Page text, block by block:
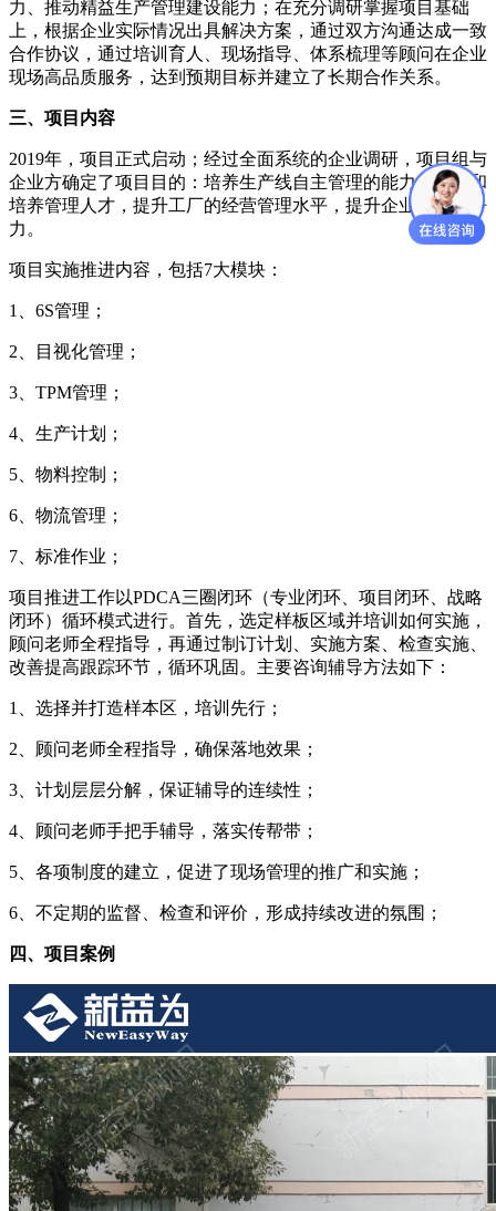
力、推动精益生产管理建设能力；在充分调研掌握项目基础
上，根据企业实际情况出具解决方案，通过双方沟通达成一致
合作协议，通过培训育人、现场指导、体系梳理等顾问在企业
现场高品质服务，达到预期目标并建立了长期合作关系。
三、项目内容
2019年，项目正式启动；经过全面系统的企业调研，项目组与
企业方确定了项目目的：培养生产线自主管理的能力，挖掘和
培养管理人才，提升工厂的经营管理水平，提升企业核心竞争
力。
项目实施推进内容，包括7大模块：
1、6S管理；
2、目视化管理；
3、TPM管理；
4、生产计划；
5、物料控制；
6、物流管理；
7、标准作业；
项目推进工作以PDCA三圈闭环（专业闭环、项目闭环、战略
闭环）循环模式进行。首先，选定样板区域并培训如何实施，
顾问老师全程指导，再通过制订计划、实施方案、检查实施、
改善提高跟踪环节，循环巩固。主要咨询辅导方法如下：
1、选择并打造样本区，培训先行；
2、顾问老师全程指导，确保落地效果；
3、计划层层分解，保证辅导的连续性；
4、顾问老师手把手辅导，落实传帮带；
5、各项制度的建立，促进了现场管理的推广和实施；
6、不定期的监督、检查和评价，形成持续改进的氛围；
四、项目案例